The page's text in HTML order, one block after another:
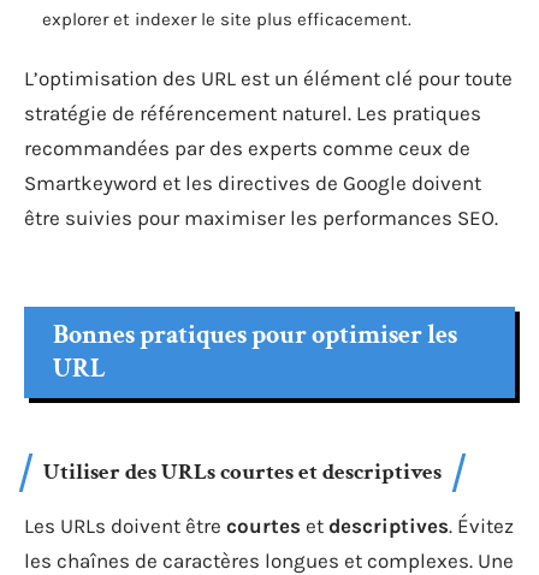
explorer et indexer le site plus efficacement.
L’optimisation des URL est un élément clé pour toute
stratégie de référencement naturel. Les pratiques
recommandées par des experts comme ceux de
Smartkeyword et les directives de Google doivent
être suivies pour maximiser les performances SEO.
Bonnes pratiques pour optimiser les
URL
Utiliser des URLs courtes et descriptives
Les URLs doivent être courtes et descriptives. Évitez
les chaînes de caractères longues et complexes. Une